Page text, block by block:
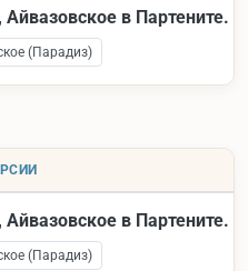
в Партените.
(Парадиз)
в Партените.
(Парадиз)